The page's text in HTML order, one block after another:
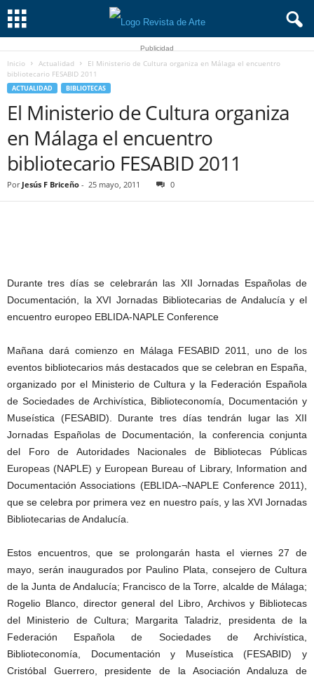
Publicidad
Inicio Actualidad
El Ministerio de Cultura organiza en Málaga el encuentro
bibliotecario FESABID 2011
ACTUALIDAD BIBLIOTECAS
El Ministerio de Cultura organiza
en Málaga el encuentro
bibliotecario FESABID 2011
Por Jesús F Briceño - 25 mayo, 2011 0
Durante tres días se celebrarán las XII Jornadas Españolas de
Documentación, la XVI Jornadas Bibliotecarias de Andalucía y el
encuentro europeo EBLIDA-NAPLE Conference
Mañana dará comienzo en Málaga FESABID 2011, uno de los
eventos bibliotecarios más destacados que se celebran en España,
organizado por el Ministerio de Cultura y la Federación Española
de Sociedades de Archivística, Biblioteconomía, Documentación y
Museística (FESABID). Durante tres días tendrán lugar las XII
Jornadas Españolas de Documentación, la conferencia conjunta
del Foro de Autoridades Nacionales de Bibliotecas Públicas
Europeas (NAPLE) y European Bureau of Library, Information and
Documentación Associations (EBLIDA-¬NAPLE Conference 2011),
que se celebra por primera vez en nuestro país, y las XVI Jornadas
Bibliotecarias de Andalucía.
Estos encuentros, que se prolongarán hasta el viernes 27 de
mayo, serán inaugurados por Paulino Plata, consejero de Cultura
de la Junta de Andalucía; Francisco de la Torre, alcalde de Málaga;
Rogelio Blanco, director general del Libro, Archivos y Bibliotecas
del Ministerio de Cultura; Margarita Taladriz, presidenta de la
Federación Española de Sociedades de Archivística,
Biblioteconomía, Documentación y Museística (FESABID) y
Cristóbal Guerrero, presidente de la Asociación Andaluza de